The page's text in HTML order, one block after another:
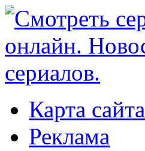
Карта сайта
Реклама